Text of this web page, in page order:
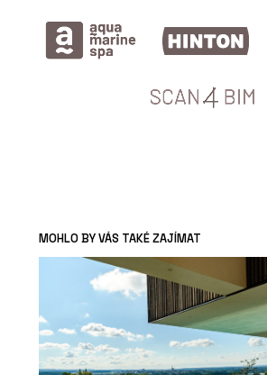
MOHLO BY VÁS TAKÉ ZAJÍMAT